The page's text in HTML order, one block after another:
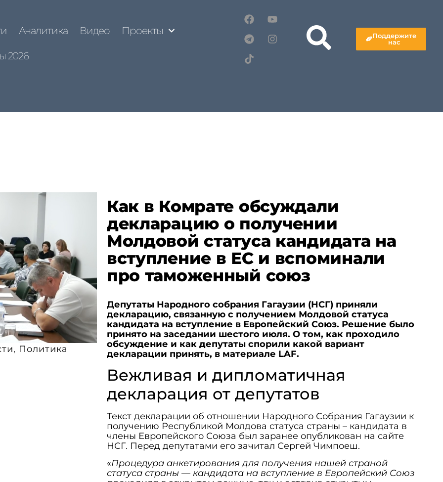
Аналитика Видео Проекты
2026
Поддержите
нас
, Политика
Как в Комрате обсуждали
декларацию о получении
Молдовой статуса кандидата на
вступление в ЕС и вспоминали
про таможенный союз
Депутаты Народного собрания Гагаузии (НСГ) приняли
декларацию, связанную с получением Молдовой статуса
кандидата на вступление в Европейский Союз. Решение было
принято на заседании шестого июля. О том, как проходило
обсуждение и как депутаты спорили какой вариант
декларации принять, в материале LAF.
Вежливая и дипломатичная
декларация от депутатов
Текст декларации об отношении Народного Собрания Гагаузии к
получению Республикой Молдова статуса страны – кандидата в
члены Европейского Союза был заранее опубликован на сайте
НСГ. Перед депутатами его зачитал Сергей Чимпоеш.
«Процедура анкетирования для получения нашей страной
статуса страны — кандидата на вступление в Европейский Союз